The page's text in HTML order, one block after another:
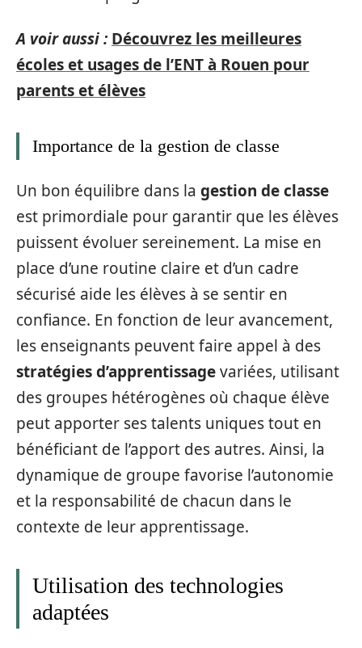
A voir aussi : Découvrez les meilleures
écoles et usages de l’ENT à Rouen pour
parents et élèves
Importance de la gestion de classe
Un bon équilibre dans la gestion de classe
est primordiale pour garantir que les élèves
puissent évoluer sereinement. La mise en
place d’une routine claire et d’un cadre
sécurisé aide les élèves à se sentir en
confiance. En fonction de leur avancement,
les enseignants peuvent faire appel à des
stratégies d’apprentissagevariées, utilisant
des groupes hétérogènes où chaque élève
peut apporter ses talents uniques tout en
bénéficiant de l’apport des autres. Ainsi, la
dynamique de groupe favorise l’autonomie
et la responsabilité de chacun dans le
contexte de leur apprentissage.
Utilisation des technologies
adaptées